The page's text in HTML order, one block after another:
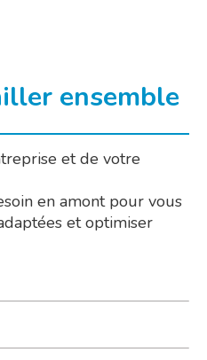
ensemble
et de votre
en amont pour vous
et optimiser